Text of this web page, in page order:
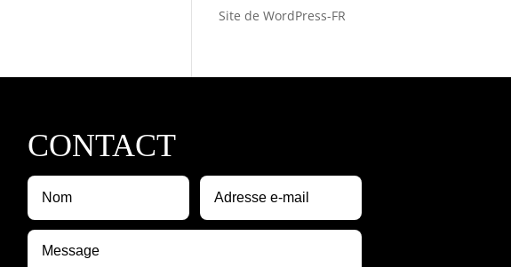
Site de WordPress-FR
CONTACT